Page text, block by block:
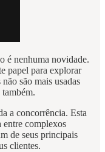
é nenhuma novidade.
papel para explorar
são mais usadas
a concorrência. Esta
entre complexos
de seus principais
clientes.